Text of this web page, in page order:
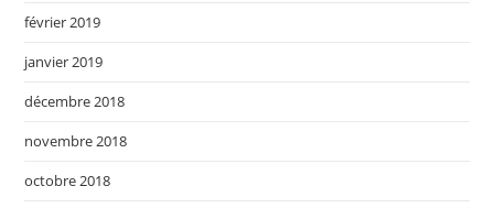
février 2019
janvier 2019
décembre 2018
novembre 2018
octobre 2018